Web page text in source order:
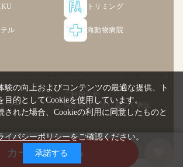
カートに入れる
トリミング
ル 海動物病院
ご利用規約
シー
特定商取引法に基づく表記
© COO PREMIUM ONLINE
験の向上およびコンテンツの最適な提供、ト
的としてCookieを使用しています。
された場合、Cookieの利用に同意したものと
イバシーポリシーをご確認ください。
承諾する